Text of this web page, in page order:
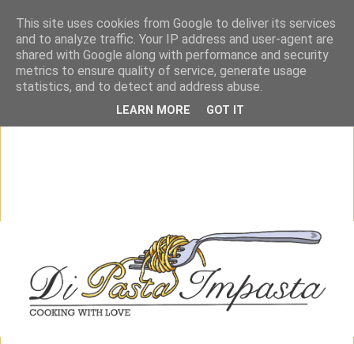
This site uses cookies from Google to deliver its services
and to analyze traffic. Your IP address and user-agent are
shared with Google along with performance and security
metrics to ensure quality of service, generate usage
statistics, and to detect and address abuse.
LEARN MORE GOT IT